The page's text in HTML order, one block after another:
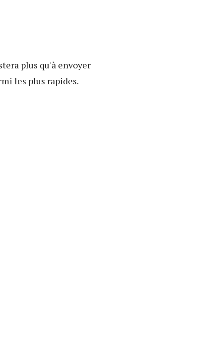
plus qu'à envoyer
les plus rapides.